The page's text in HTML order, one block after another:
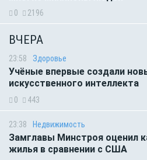
0 2196
ВЧЕРА
23:58 Здоровье
Учёные впервые создали
искусственного интеллекта
0 443
23:38 Недвижимость
Замглавы Минстроя оценил
жилья в сравнении с США